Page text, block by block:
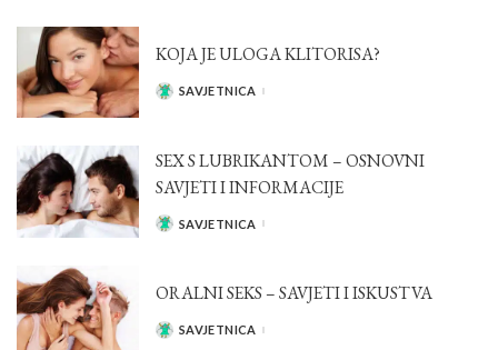
KOJA JE ULOGA KLITORISA?
POSTED
SAVJETNICA
SEX S LUBRIKANTOM – OSNOVNI
SAVJETI I INFORMACIJE
POSTED
SAVJETNICA
ORALNI SEKS – SAVJETI I ISKUSTVA
POSTED
SAVJETNICA